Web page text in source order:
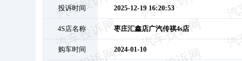
投诉时间 2025-12-19 16:20:53
4S店名称 枣庄汇鑫店广汽传祺4s店
购车时间 2024-01-10